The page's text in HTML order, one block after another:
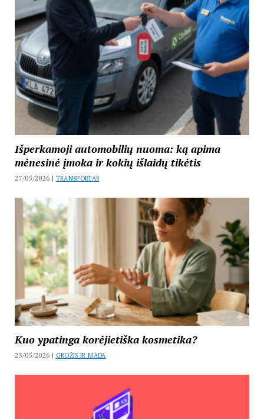
Išperkamoji automobilių nuoma: ką apima
mėnesinė įmoka ir kokių išlaidų tikėtis
27/05/2026 | TRANSPORTAS
Kuo ypatinga korėjietiška kosmetika?
23/05/2026 | GROŽIS IR MADA